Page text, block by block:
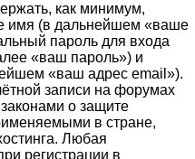
как минимум,
имя (в дальнейшем «ваше
пароль для входа
«ваш пароль») и
«ваш адрес email»).
записи на форумах
о защите
в стране,
Любая
регистрации в